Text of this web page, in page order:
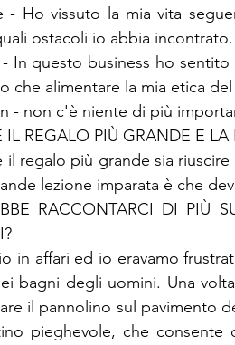
- Ho vissuto la mia vita
ostacoli io abbia incontrato.
- In questo business ho
che alimentare la mia etica
- non c'è niente di più
IL REGALO PIÙ GRANDE E
il regalo più grande sia
lezione imparata è che
RACCONTARCI DI PIÙ
in affari ed io eravamo
bagni degli uomini. Una
il pannolino sul pavimento
pieghevole, che consente